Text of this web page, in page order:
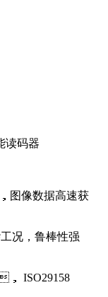
读码器
图像数据高速获
，鲁棒性强
ISO29158